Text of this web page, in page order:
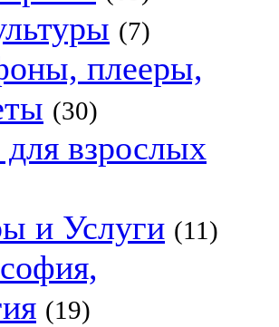
(7)
плееры,
(30)
взрослых
и Услуги (11)
(19)